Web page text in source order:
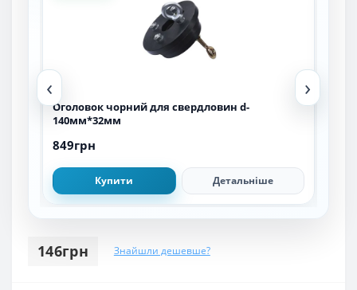
‹
Оголовок чорний для свердловин d-
140мм*32мм
849грн
Купити Детальніше
›
146грн Знайшли дешевше?